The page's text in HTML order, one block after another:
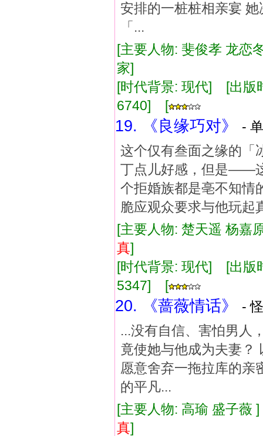
安排的一桩桩相亲宴
「...
[主要人物: 斐俊孝 龙
家]
[时代背景: 现代] [出
6740] [
19. 《良缘巧对》
-
这个仅有叁面之缘的「
丁点儿好感，但是——
个拒婚族都是亳不知情
脆应观众要求与他玩
[主要人物: 楚天遥 杨
真]
[时代背景: 现代] [出
5347] [
20. 《蔷薇情话》
-
...没有自信、害怕男人
竟使她与他成为夫妻？
愿意舍弃一拖拉库的亲
的平凡...
[主要人物: 高瑜 盛子
真]